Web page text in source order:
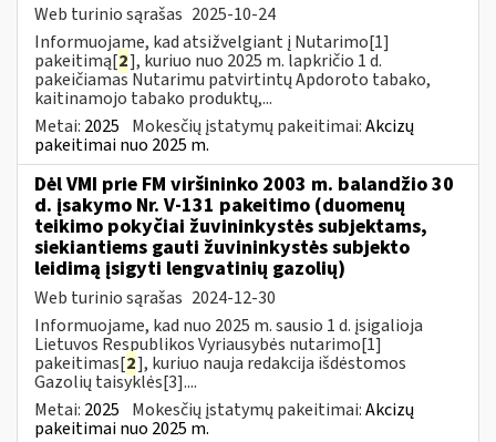
Web turinio sąrašas 2025-10-24
Informuojame, kad atsižvelgiant į Nutarimo[1]
pakeitimą[2], kuriuo nuo 2025 m. lapkričio 1 d.
pakeičiamas Nutarimu patvirtintų Apdoroto tabako,
kaitinamojo tabako produktų,...
Metai: 2025 Mokesčių įstatymų pakeitimai:Akcizų
pakeitimai nuo 2025 m.
Dėl VMI prie FM viršininko 2003 m. balandžio 30
d. įsakymo Nr. V-131 pakeitimo (duomenų
teikimo pokyčiai žuvininkystės subjektams,
siekiantiems gauti žuvininkystės subjekto
leidimą įsigyti lengvatinių gazolių)
Web turinio sąrašas 2024-12-30
Informuojame, kad nuo 2025 m. sausio 1 d. įsigalioja
Lietuvos Respublikos Vyriausybės nutarimo[1]
pakeitimas[2], kuriuo nauja redakcija išdėstomos
Gazolių taisyklės[3]....
Metai: 2025 Mokesčių įstatymų pakeitimai:Akcizų
pakeitimai nuo 2025 m.